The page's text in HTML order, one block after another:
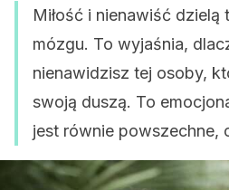
Miłość i nienawiść dzielą
mózgu. To wyjaśnia,
nienawidzisz tej osoby,
swoją duszą. To
jest równie powszechne,